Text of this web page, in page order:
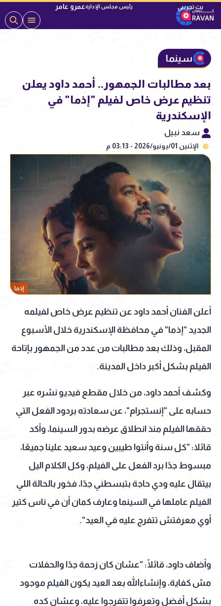
رئيس مجلس الإدارةعمرو عامر
سينما
بعد مطالبات الجمهور.. أحمد داود يعلن
تنظيم عرض خاص لفيلم "إذما" في
الإسكندرية
سعد نبيل
الإثنين 01/يونيو/2026 - 03:13 م
إذما
أعلن الفنان أحمد داود عن تنظيم عرض خاص لفيلمه
الجديد "إذما" في محافظة الإسكندرية خلال الأسبوع
المقبل، وذلك بعد مطالبات من عدد من الجمهور بإتاحة
الفيلم بشكل أكبر داخل المدينة.
وكشف أحمد داود، من خلال مقطع فيديو نشره عبر
حسابه على "إنستجرام"، عن سعادته بردود الفعل التي
حققها الفيلم منذ انطلاق عرضه بدور السينما، وأكد
قائلا: "كل سنة وأنتوا طيبين وعيد سعيد علينا جميعًا،
مبسوط جدًا برد الفعل على الفيلم، وكل الكلام اليل
بيتقال عليه ودي حاجة بتبسطني جدًا، فخور بالحالة اللي
الفيلم عاملها في السينما وعارف كمان أن في ناس كتير
أوي معرفتش تتفرج عليه في العيد".
وأضاف داود، قائلًا: "عشان كان زحمة جدًا والحفلات
مش كفاية، وإنشاءالله بعد العيد يكون الفيلم موجود
بشكل أفضل وتعرفوا تتفرجوا عليه، وعشان كده